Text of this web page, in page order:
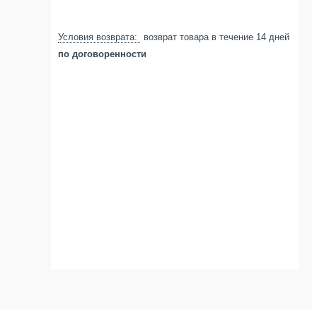
возврат товара в течение 14 дней
по договоренности